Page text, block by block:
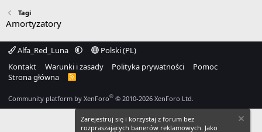
Tagi
Amortyzatory
Alfa_Red_Luna
Polski (PL)
Kontakt
Warunki i zasady Polityka prywatności
Pomoc
Strona główna
R
Community platform by XenForo® © 2010-2026 XenForo Ltd.
Zarejestruj się i korzystaj z forum bez
rozpraszających banerów reklamowych. Jako